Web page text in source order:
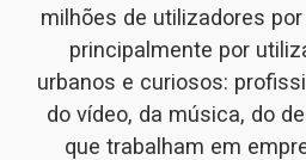
milhões de utilizadores
principalmente por
urbanos e curiosos:
do vídeo, da música, do
que trabalham em